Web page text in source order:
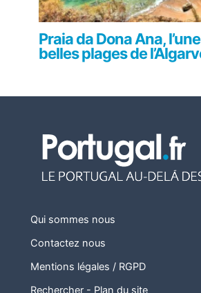
Praia da Dona Ana,
belles plages de
Qui sommes nous
Contactez nous
Mentions légales / RGPD
Rechercher- Plan du site